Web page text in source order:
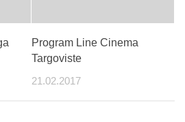
Program Line Cinema
Targoviste
21.02.2017